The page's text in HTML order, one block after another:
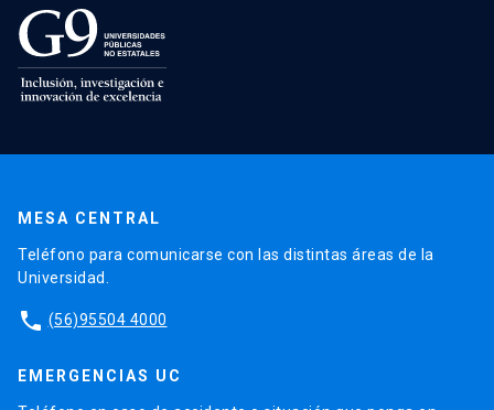
MESA CENTRAL
Teléfono para comunicarse con las distintas áreas de la
Universidad.
phone (56)95504 4000
EMERGENCIAS UC